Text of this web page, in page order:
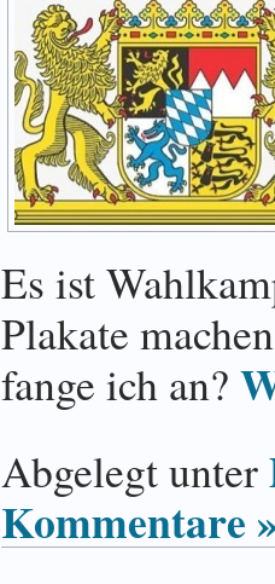
Es ist
Plakate
fange ich an?
Abgelegt unter
Kommentare